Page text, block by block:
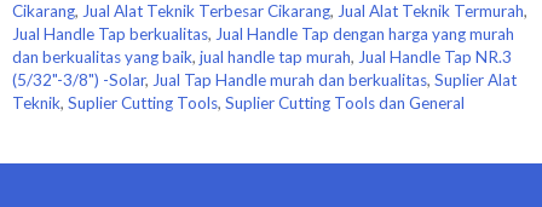
Cikarang, Jual Alat Teknik Terbesar Cikarang, Jual Alat Teknik Termurah,
Jual Handle Tap berkualitas, Jual Handle Tap dengan harga yang murah
dan berkualitas yang baik, jual handle tap murah, Jual Handle Tap NR.3
(5/32"-3/8") -Solar, Jual Tap Handle murah dan berkualitas, Suplier Alat
Teknik, Suplier Cutting Tools, Suplier Cutting Tools dan General